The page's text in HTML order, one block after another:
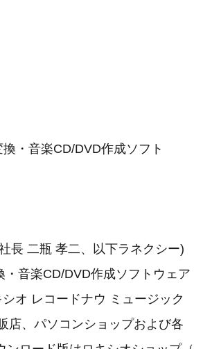
・音楽CD/DVD作成ソフト
長 二瓶 孝二、以下ラネクシー)
音楽CD/DVD作成ソフトウェア
オ レコードナウ ミュージック
店、パソコンショップおよび各